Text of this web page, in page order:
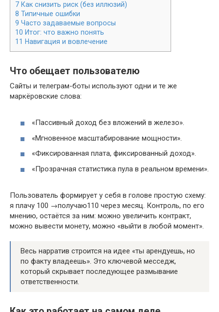
7 Как снизить риск (без иллюзий)
8 Типичные ошибки
9 Часто задаваемые вопросы
10 Итог: что важно понять
11 Навигация и вовлечение
Что обещает пользователю
Сайты и телеграм-боты используют одни и те же
маркёровские слова:
«Пассивный доход без вложений в железо».
«Мгновенное масштабирование мощности».
«Фиксированная плата, фиксированный доход».
«Прозрачная статистика пула в реальном времени».
Пользователь формирует у себя в голове простую схему:
я плачу 100 →получаю110 через месяц. Контроль, по его
мнению, остаётся за ним: можно увеличить контракт,
можно вывести монету, можно «выйти в любой момент».
Весь нарратив строится на идее «ты арендуешь, но
по факту владеешь». Это ключевой месседж,
который скрывает последующее размывание
ответственности.